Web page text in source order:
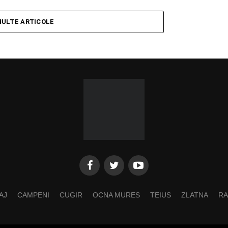
ARTICOLE
CAMPENI CUGIR OCNA MURES TEIUS ZLATNA